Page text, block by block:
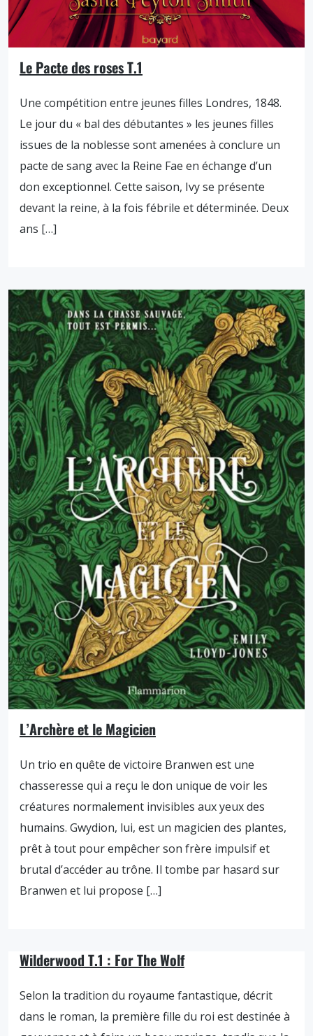
Le Pacte des roses T.1
Une compétition entre jeunes filles Londres, 1848.
Le jour du « bal des débutantes » les jeunes filles
issues de la noblesse sont amenées à conclure un
pacte de sang avec la Reine Fae en échange d’un
don exceptionnel. Cette saison, Ivy se présente
devant la reine, à la fois fébrile et déterminée. Deux
ans […]
L’Archère et le Magicien
Un trio en quête de victoire Branwen est une
chasseresse qui a reçu le don unique de voir les
créatures normalement invisibles aux yeux des
humains. Gwydion, lui, est un magicien des plantes,
prêt à tout pour empêcher son frère impulsif et
brutal d’accéder au trône. Il tombe par hasard sur
Branwen et lui propose […]
Wilderwood T.1 : For The Wolf
Selon la tradition du royaume fantastique, décrit
dans le roman, la première fille du roi est destinée à